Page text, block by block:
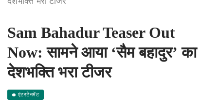
Sam Bahadur Teaser Out
Now: सामने आया ‘सैम बहादुर’ का
देशभक्ति भरा टीजर
एंटरटेनमेंट